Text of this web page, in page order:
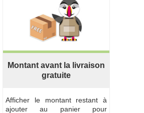
Montant avant la livraison
gratuite
Afficher le montant restant à
ajouter au panier pour